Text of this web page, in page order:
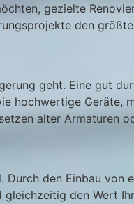
gezielte
den
geht. Eine gut
hochwertige Geräte,
alter Armaturen
den Einbau von
gleichzeitig den Wert